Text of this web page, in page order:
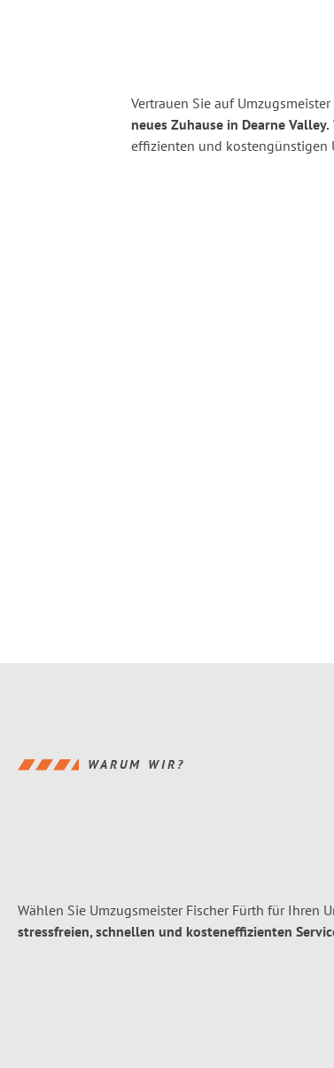
Vertrauen Sie auf
neues Zuhause in Dearne Valley.
effizienten und kostengünstigen
WARUM WIR?
Wählen Sie Umzugsmeister Fischer Fürth für Ihren
stressfreien, schnellen und kosteneffizienten